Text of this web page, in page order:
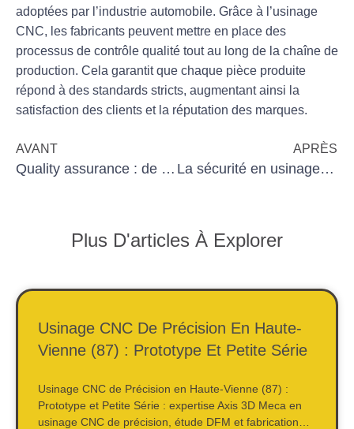
adoptées par l’industrie automobile. Grâce à l’usinage
CNC, les fabricants peuvent mettre en place des
processus de contrôle qualité tout au long de la chaîne de
production. Cela garantit que chaque pièce produite
répond à des standards stricts, augmentant ainsi la
satisfaction des clients et la réputation des marques.
AVANT
Quality assurance : de la conception à l’usinage cnc
APRÈS
La sécurité en usinage CNC : prévenir les accidents
Plus D'articles À Explorer
Usinage CNC De Précision En Haute-
Vienne (87) : Prototype Et Petite Série
Usinage CNC de Précision en Haute-Vienne (87) :
Prototype et Petite Série : expertise Axis 3D Meca en
usinage CNC de précision, étude DFM et fabrication…